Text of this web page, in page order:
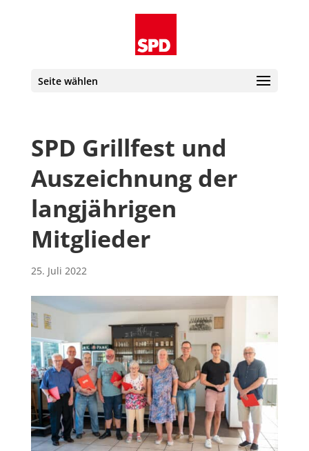
Seite wählen
SPD Grillfest und
Auszeichnung der
langjährigen
Mitglieder
25. Juli 2022